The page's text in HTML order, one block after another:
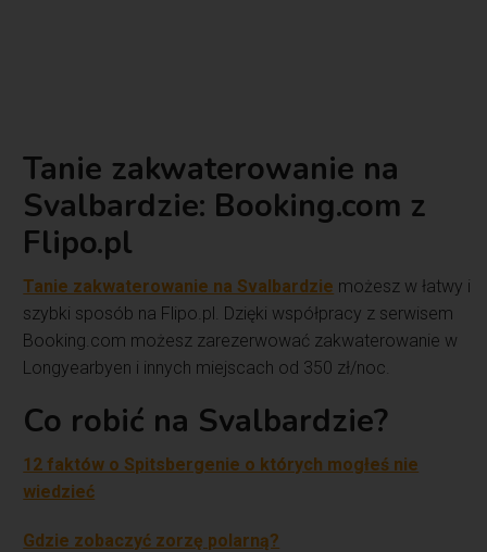
Tanie zakwaterowanie na
Svalbardzie: Booking.com z
Flipo.pl
Tanie zakwaterowanie na Svalbardzie możesz w łatwy i
szybki sposób na Flipo.pl. Dzięki współpracy z serwisem
Booking.com możesz zarezerwować zakwaterowanie w
Longyearbyen i innych miejscach od 350 zł/noc.
Co robić na Svalbardzie?
12 faktów o Spitsbergenie o których mogłeś nie
wiedzieć
Gdzie zobaczyć zorzę polarną?